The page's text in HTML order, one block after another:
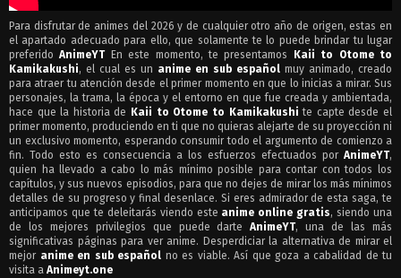
Para disfrutar de animes del 2026 y de cualquier otro año de origen, estas en
el apartado adecuado para ello, que solamente te lo puede brindar tu lugar
preferidoAnimeYTEn este momento, te presentamos
Kaii to Otome to
Kamikakushi, el cual es un anime en sub español muy animado, creado
para atraer tu atención desde el primer momento en que lo inicias a mirar. Sus
personajes, la trama, la época y el entorno en que fue creada y ambientada,
hace que la historia de
Kaii to Otome to Kamikakushi te capte desde el
primer momento, produciendo en ti que no quieras alejarte de su proyección ni
un exclusivo momento, esperando consumir todo el argumento de comienzo a
fin. Todo esto es consecuencia a los esfuerzos efectuados por AnimeYT,
quien ha llevado a cabo lo más mínimo posible para contar con todos los
capítulos, y sus nuevos episodios, para que no dejes de mirar los más mínimos
detalles de su progreso y final desenlace. Si eres admirador de esta saga, te
anticipamos que te deleitarás viendo este anime online gratis, siendo una
de los mejores privilegios que puede darteAnimeYT, una de las más
significativas páginas para ver anime. Desperdiciar la alternativa de mirar el
mejor anime en sub español no es viable. Así que goza a cabalidad de tu
visita a Animeyt.one